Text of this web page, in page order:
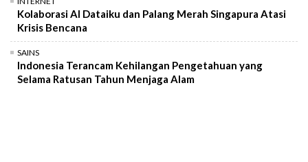
Kolaborasi AI Dataiku dan Palang Merah Singapura Atasi
Krisis Bencana
SAINS
Indonesia Terancam Kehilangan Pengetahuan yang
Selama Ratusan Tahun Menjaga Alam